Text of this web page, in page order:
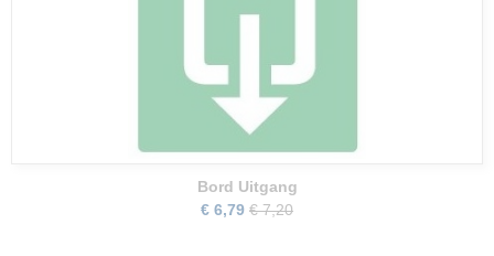
Bord Uitgang
€ 6,79 € 7,20